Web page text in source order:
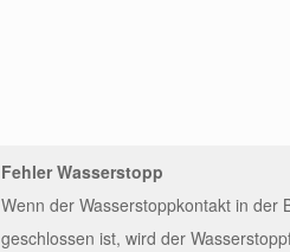
Fehler Wasserstopp
Wenn der Wasserstoppkontakt in der
geschlossen ist, wird der